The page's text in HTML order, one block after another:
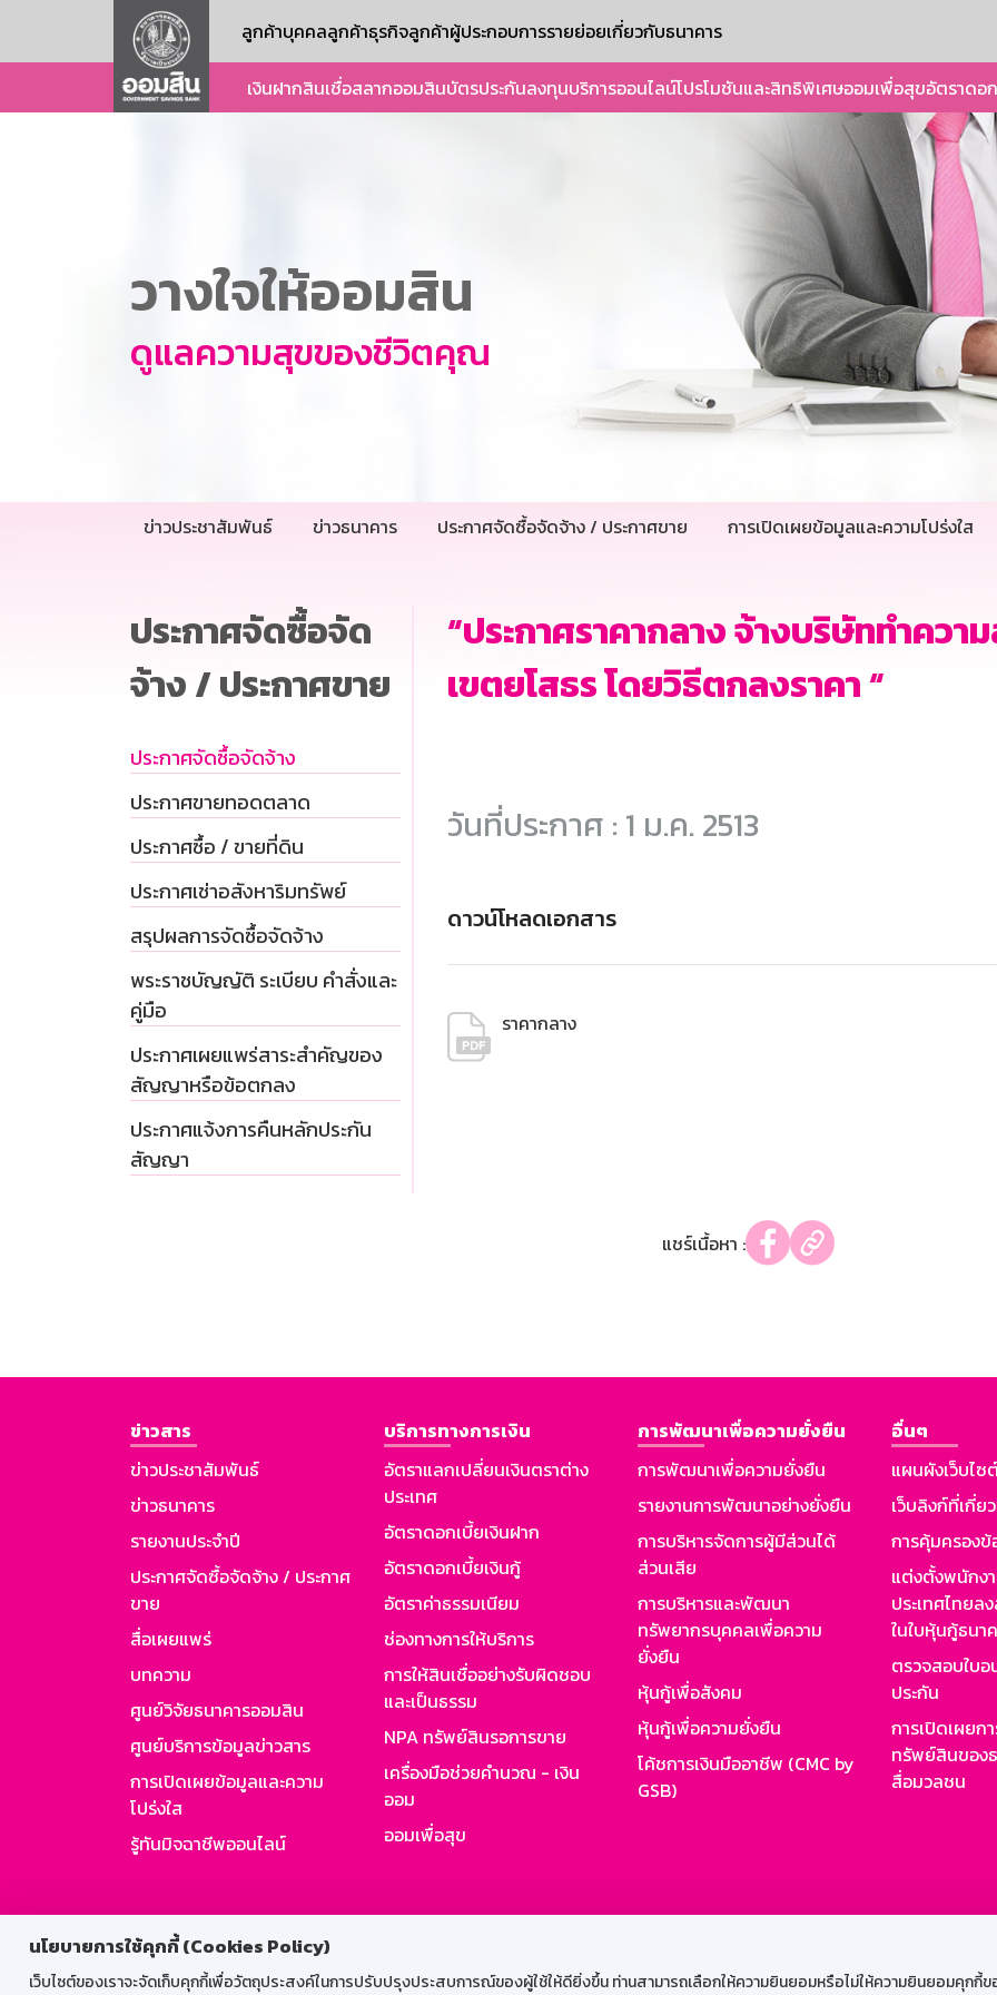
นโยบายการใช้คุกกี้ (Cookies Policy)
เว็บไซต์ของเราจะจัดเก็บคุกกี้เพื่อวัตถุประสงค์ในการปรับปรุงประสบการณ์ของผู้ใช้ให้ดียิ่งขึ้น ท่านสามารถเลือกให้ความยินยอมหรือไม่ให้ความยินยอมคุกกี้ข
ลูกค้าบุคคลลูกค้าธุรกิจลูกค้าผู้ประกอบการรายย่อยเกี่ยวกับธนาคาร
เงินฝากสินเชื่อสลากออมสินบัตรประกันลงทุนบริการออนไลน์โปรโมชันและสิทธิพิเศษออมเพื่อสุขอัตราดอ
วางใจให้ออมสิน
ดูแลความสุขของชีวิตคุณ
ข่าวประชาสัมพันธ์ ข่าวธนาคาร ประกาศจัดซื้อจัดจ้าง / ประกาศขาย การเปิดเผยข้อมูลและความโปร่งใส
ประกาศจัดซื้อจัด
จ้าง / ประกาศขาย
ประกาศจัดซื้อจัดจ้าง
ประกาศขายทอดตลาด
ประกาศซื้อ / ขายที่ดิน
ประกาศเช่าอสังหาริมทรัพย์
สรุปผลการจัดซื้อจัดจ้าง
พระราชบัญญัติ ระเบียบ คำสั่งและ
คู่มือ
ประกาศเผยแพร่สาระสำคัญของ
สัญญาหรือข้อตกลง
ประกาศแจ้งการคืนหลักประกัน
สัญญา
“ประกาศราคากลาง จ้างบริษัททำควา
เขตยโสธร โดยวิธีตกลงราคา “
วันที่ประกาศ : 1 ม.ค. 2513
ดาวน์โหลดเอกสาร
ราคากลาง
แชร์เนื้อหา :
ข่าวสาร
ข่าวประชาสัมพันธ์
ข่าวธนาคาร
รายงานประจำปี
ประกาศจัดซื้อจัดจ้าง / ประกาศ
ขาย
สื่อเผยแพร่
บทความ
ศูนย์วิจัยธนาคารออมสิน
ศูนย์บริการข้อมูลข่าวสาร
การเปิดเผยข้อมูลและความ
โปร่งใส
รู้ทันมิจฉาชีพออนไลน์
บริการทางการเงิน
อัตราแลกเปลี่ยนเงินตราต่าง
ประเทศ
อัตราดอกเบี้ยเงินฝาก
อัตราดอกเบี้ยเงินกู้
อัตราค่าธรรมเนียม
ช่องทางการให้บริการ
การให้สินเชื่ออย่างรับผิดชอบ
และเป็นธรรม
NPA ทรัพย์สินรอการขาย
เครื่องมือช่วยคำนวณ - เงิน
ออม
ออมเพื่อสุข
การพัฒนาเพื่อความยั่งยืน
การพัฒนาเพื่อความยั่งยืน
รายงานการพัฒนาอย่างยั่งยืน
การบริหารจัดการผู้มีส่วนได้
ส่วนเสีย
การบริหารและพัฒนา
ทรัพยากรบุคคลเพื่อความ
ยั่งยืน
หุ้นกู้เพื่อสังคม
หุ้นกู้เพื่อความยั่งยืน
โค้ชการเงินมืออาชีพ (CMC by
GSB)
อื่นๆ
แผนผังเว็บไซ
เว็บลิงก์ที่เกี่ย
การคุ้มครอง
แต่งตั้งพนักง
ประเทศไทยล
ในใบหุ้นกู้ธนา
ตรวจสอบใบ
ประกัน
การเปิดเผยก
ทรัพย์สินของ
สื่อมวลชน